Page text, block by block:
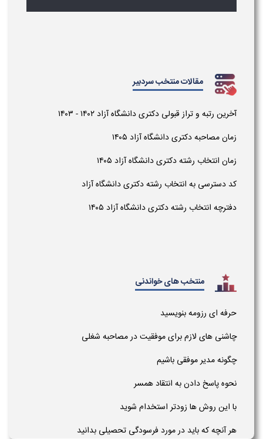
مقالات منتخب سردبیر
آخرین رتبه و تراز قبولی دکتری دانشگاه آزاد ۱۴۰۲ - ۱۴۰۳
زمان مصاحبه دکتری دانشگاه آزاد ۱۴۰۵
زمان انتخاب رشته دکتری دانشگاه آزاد ۱۴۰۵
کد دسترسی به انتخاب رشته دکتری دانشگاه آزاد
دفترچه انتخاب رشته دکتری دانشگاه آزاد ۱۴۰۵
منتخب های خواندنی
حرفه ای رزومه بنویسید
چاشنی های لازم برای موفقیت در مصاحبه شغلی
چگونه مدیر موفقی باشیم
نحوه پاسخ دادن به انتقاد همسر
با این روش ها زودتر استخدام شوید
هر آنچه که باید در مورد فرسودگی تحصیلی بدانید